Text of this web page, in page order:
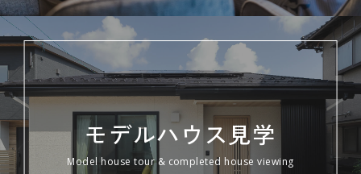
モデルハウス見学
Model house tour & completed house viewing